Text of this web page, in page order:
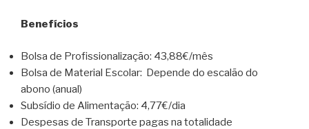
Benefícios
Bolsa de Profissionalização: 43,88€/mês
Bolsa de Material Escolar: Depende do escalão do
abono (anual)
Subsídio de Alimentação: 4,77€/dia
Despesas de Transporte pagas na totalidade